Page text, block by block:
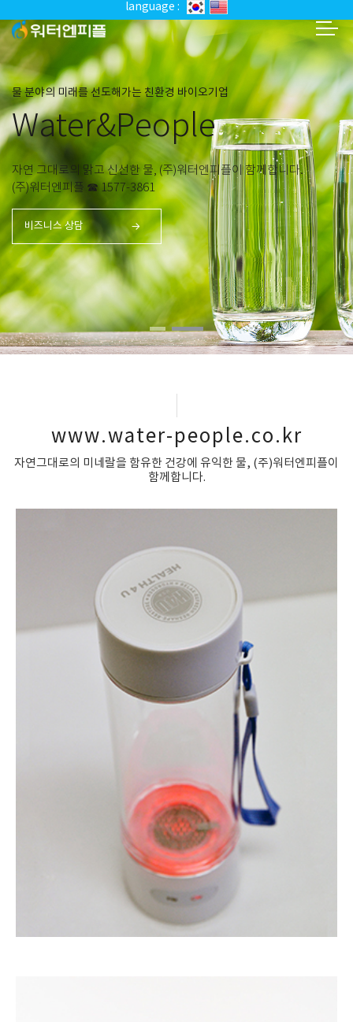
language :
천연세라믹볼 및 수소환원수제조기 전문기업
Water&People
수소환원수제조기 OEM / ODM 주문생산
(주)워터엔피플 ☎ 1577-3861
비즈니스 상담
www.water-people.co.kr
자연그대로의 미네랄을 함유한 건강에 유익한 물, (주)워터엔피플이
함께합니다.